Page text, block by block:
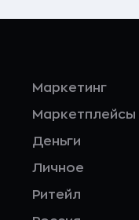
Маркетинг
Маркетплейсы
Деньги
Личное
Ритейл